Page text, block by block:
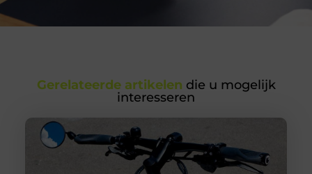
Gerelateerde artikelen die u mogelijk
interesseren